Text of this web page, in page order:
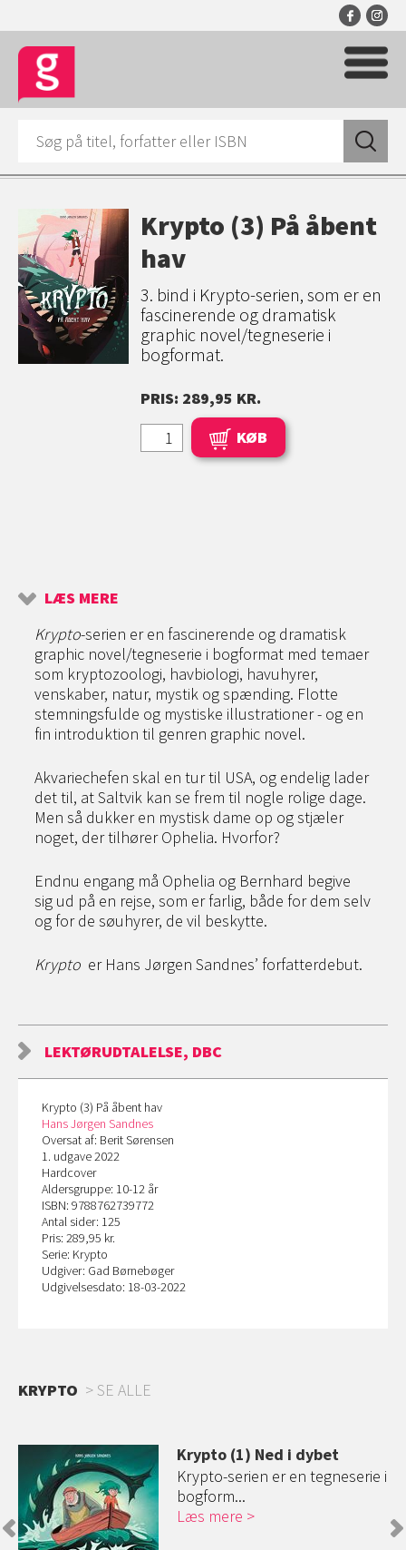
Krypto (3) På åbent
hav
3. bind i Krypto-serien, som er en
fascinerende og dramatisk
graphic novel/tegneserie i
bogformat.
PRIS: 289,95 KR.
KØB
LÆS MERE
Krypto-serien er en fascinerende og dramatisk
graphic novel/tegneserie i bogformat med temaer
som kryptozoologi, havbiologi, havuhyrer,
venskaber, natur, mystik og spænding. Flotte
stemningsfulde og mystiske illustrationer - og en
fin introduktion til genren graphic novel.
Akvariechefen skal en tur til USA, og endelig lader
det til, at Saltvik kan se frem til nogle rolige dage.
Men så dukker en mystisk dame op og stjæler
noget, der tilhører Ophelia. Hvorfor?
Endnu engang må Ophelia og Bernhard begive
sig ud på en rejse, som er farlig, både for dem selv
og for de søuhyrer, de vil beskytte.
Krypto er Hans Jørgen Sandnes’ forfatterdebut.
LEKTØRUDTALELSE, DBC
Krypto (3) På åbent hav
Hans Jørgen Sandnes
Oversat af: Berit Sørensen
1. udgave 2022
Hardcover
Aldersgruppe: 10-12 år
ISBN: 9788762739772
Antal sider: 125
Pris: 289,95 kr.
Serie: Krypto
Udgiver: Gad Børnebøger
Udgivelsesdato: 18-03-2022
KRYPTO SE ALLE
Krypto (1) Ned i dybet
Krypto-serien er en tegneserie i
bogform...
Læs mere